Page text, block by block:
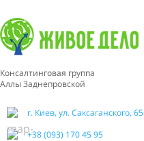
Консалтинговая группа
Аллы Заднепровской
г. Киев, ул. Саксаганского, 65
+38 (093) 170 45 95